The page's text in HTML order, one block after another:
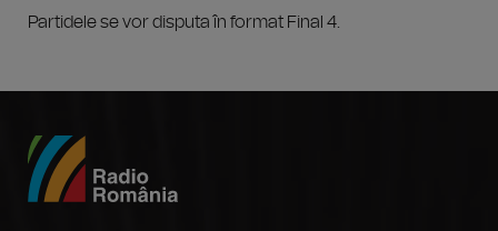
Partidele se vor disputa în format Final 4.